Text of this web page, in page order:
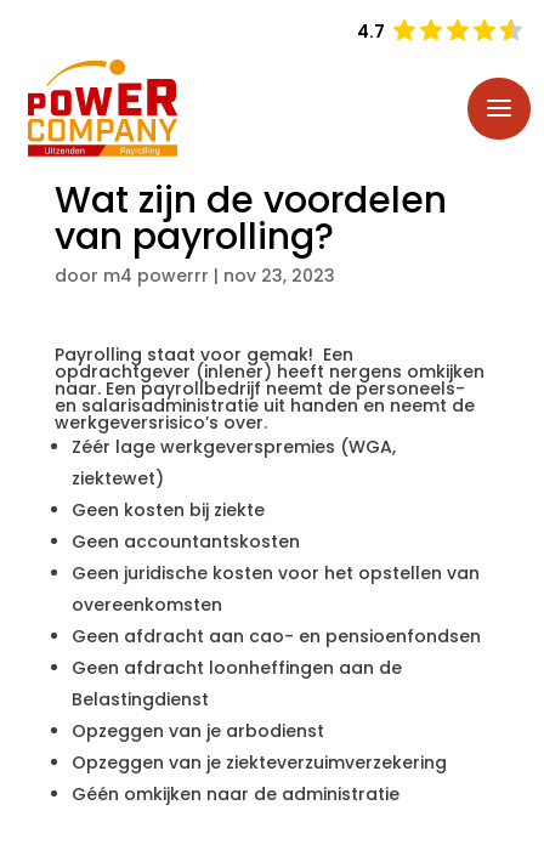
4.7
Wat zijn de voordelen
van payrolling?
door m4 powerrr | nov 23, 2023
Payrolling staat voor gemak! Een
opdrachtgever (inlener) heeft nergens omkijken
naar. Een payrollbedrijf neemt de personeels-
en salarisadministratie uit handen en neemt de
werkgeversrisico’s over.
Zéér lage werkgeverspremies (WGA,
ziektewet)
Geen kosten bij ziekte
Geen accountantskosten
Geen juridische kosten voor het opstellen van
overeenkomsten
Geen afdracht aan cao- en pensioenfondsen
Geen afdracht loonheffingen aan de
Belastingdienst
Opzeggen van je arbodienst
Opzeggen van je ziekteverzuimverzekering
Géén omkijken naar de administratie